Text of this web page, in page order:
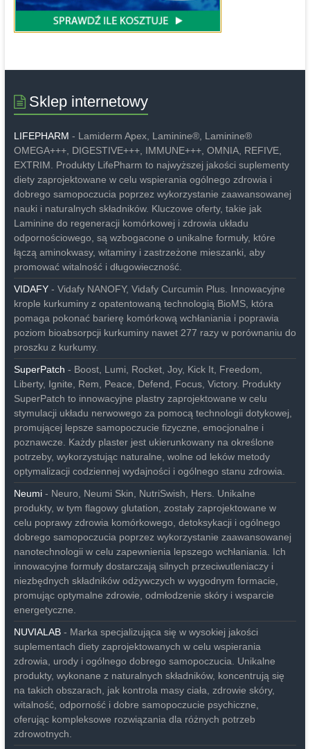
Sklep internetowy
LIFEPHARM - Lamiderm Apex, Laminine®, Laminine®
OMEGA+++, DIGESTIVE+++, IMMUNE+++, OMNIA, REFIVE,
EXTRIM. Produkty LifePharm to najwyższej jakości suplementy
diety zaprojektowane w celu wspierania ogólnego zdrowia i
dobrego samopoczucia poprzez wykorzystanie zaawansowanej
nauki i naturalnych składników. Kluczowe oferty, takie jak
Laminine do regeneracji komórkowej i zdrowia układu
odpornościowego, są wzbogacone o unikalne formuły, które
łączą aminokwasy, witaminy i zastrzeżone mieszanki, aby
promować witalność i długowieczność.
VIDAFY- Vidafy NANOFY, Vidafy Curcumin Plus. Innowacyjne
krople kurkuminy z opatentowaną technologią BioMS, która
pomaga pokonać barierę komórkową wchłaniania i poprawia
poziom bioabsorpcji kurkuminy nawet 277 razy w porównaniu do
proszku z kurkumy.
SuperPatch - Boost, Lumi, Rocket, Joy, Kick It, Freedom,
Liberty, Ignite, Rem, Peace, Defend, Focus, Victory. Produkty
SuperPatch to innowacyjne plastry zaprojektowane w celu
stymulacji układu nerwowego za pomocą technologii dotykowej,
promującej lepsze samopoczucie fizyczne, emocjonalne i
poznawcze. Każdy plaster jest ukierunkowany na określone
potrzeby, wykorzystując naturalne, wolne od leków metody
optymalizacji codziennej wydajności i ogólnego stanu zdrowia.
Neumi- Neuro, Neumi Skin, NutriSwish, Hers. Unikalne
produkty, w tym flagowy glutation, zostały zaprojektowane w
celu poprawy zdrowia komórkowego, detoksykacji i ogólnego
dobrego samopoczucia poprzez wykorzystanie zaawansowanej
nanotechnologii w celu zapewnienia lepszego wchłaniania. Ich
innowacyjne formuły dostarczają silnych przeciwutleniaczy i
niezbędnych składników odżywczych w wygodnym formacie,
promując optymalne zdrowie, odmłodzenie skóry i wsparcie
energetyczne.
NUVIALAB- Marka specjalizująca się w wysokiej jakości
suplementach diety zaprojektowanych w celu wspierania
zdrowia, urody i ogólnego dobrego samopoczucia. Unikalne
produkty, wykonane z naturalnych składników, koncentrują się
na takich obszarach, jak kontrola masy ciała, zdrowie skóry,
witalność, odporność i dobre samopoczucie psychiczne,
oferując kompleksowe rozwiązania dla różnych potrzeb
zdrowotnych.